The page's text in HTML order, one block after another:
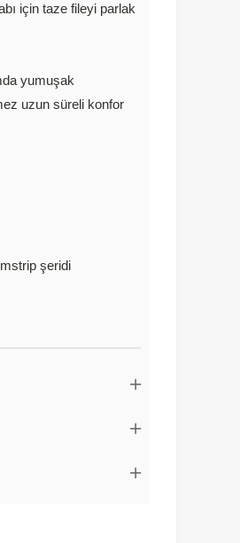
için taze fileyi parlak
yumuşak
uzun süreli konfor
şeridi